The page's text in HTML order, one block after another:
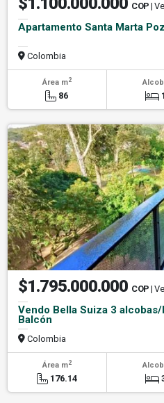
COP |
Apartamento Santa Marta
Colombia
Área m2
86 1
$1.795.000.000 COP |
Vendo Bella Suiza 3
Balcón
Colombia
Área m2
176.14